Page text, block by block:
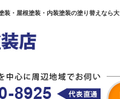
装・屋根塗装・内装塗装の塗り替えなら大